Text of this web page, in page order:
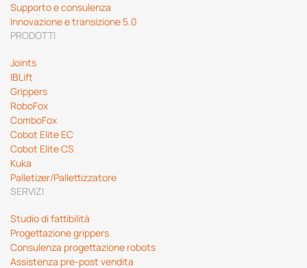
Supporto e consulenza
Innovazione e transizione 5.0
PRODOTTI
Joints
IBLift
Grippers
RoboFox
ComboFox
Cobot Elite EC
Cobot Elite CS
Kuka
Palletizer/Pallettizzatore
SERVIZI
Studio di fattibilità
Progettazione grippers
Consulenza progettazione robots
Assistenza pre-post vendita